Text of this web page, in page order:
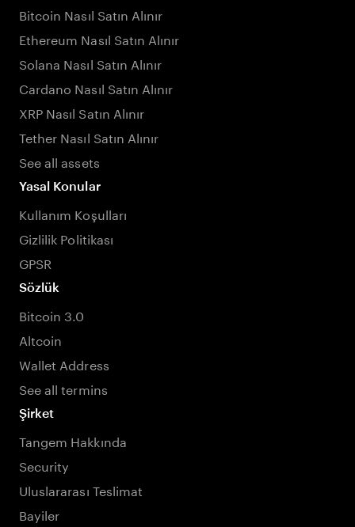
Bitcoin Nasıl Satın Alınır
Ethereum Nasıl Satın Alınır
Solana Nasıl Satın Alınır
Cardano Nasıl Satın Alınır
XRP Nasıl Satın Alınır
Tether Nasıl Satın Alınır
See all assets
Yasal Konular
Kullanım Koşulları
Gizlilik Politikası
GPSR
Sözlük
Bitcoin 3.0
Altcoin
Wallet Address
See all termins
Şirket
Tangem Hakkında
Security
Uluslararası Teslimat
Bayiler